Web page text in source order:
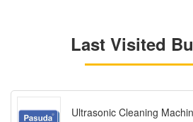
Last Visited
Ultrasonic Cleaning